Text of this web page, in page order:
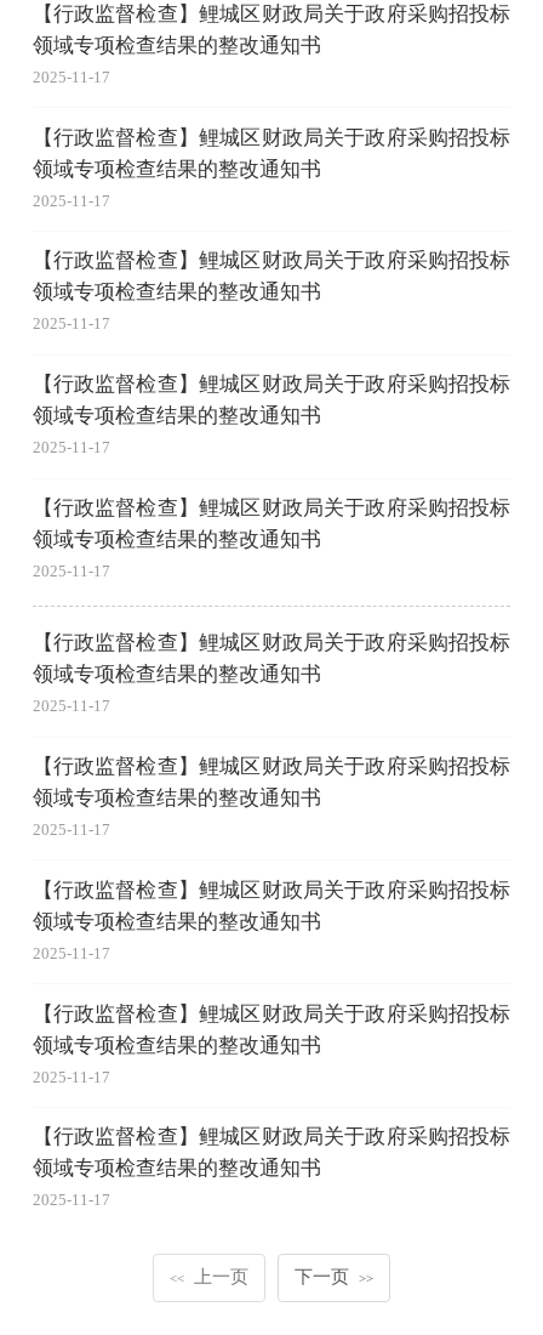
【行政监督检查】鲤城区财政局关于政府采购招投标
领域专项检查结果的整改通知书
2025-11-17
【行政监督检查】鲤城区财政局关于政府采购招投标
领域专项检查结果的整改通知书
2025-11-17
【行政监督检查】鲤城区财政局关于政府采购招投标
领域专项检查结果的整改通知书
2025-11-17
【行政监督检查】鲤城区财政局关于政府采购招投标
领域专项检查结果的整改通知书
2025-11-17
【行政监督检查】鲤城区财政局关于政府采购招投标
领域专项检查结果的整改通知书
2025-11-17
【行政监督检查】鲤城区财政局关于政府采购招投标
领域专项检查结果的整改通知书
2025-11-17
【行政监督检查】鲤城区财政局关于政府采购招投标
领域专项检查结果的整改通知书
2025-11-17
【行政监督检查】鲤城区财政局关于政府采购招投标
领域专项检查结果的整改通知书
2025-11-17
【行政监督检查】鲤城区财政局关于政府采购招投标
领域专项检查结果的整改通知书
2025-11-17
【行政监督检查】鲤城区财政局关于政府采购招投标
领域专项检查结果的整改通知书
2025-11-17
<< 上一页 下一页 >>